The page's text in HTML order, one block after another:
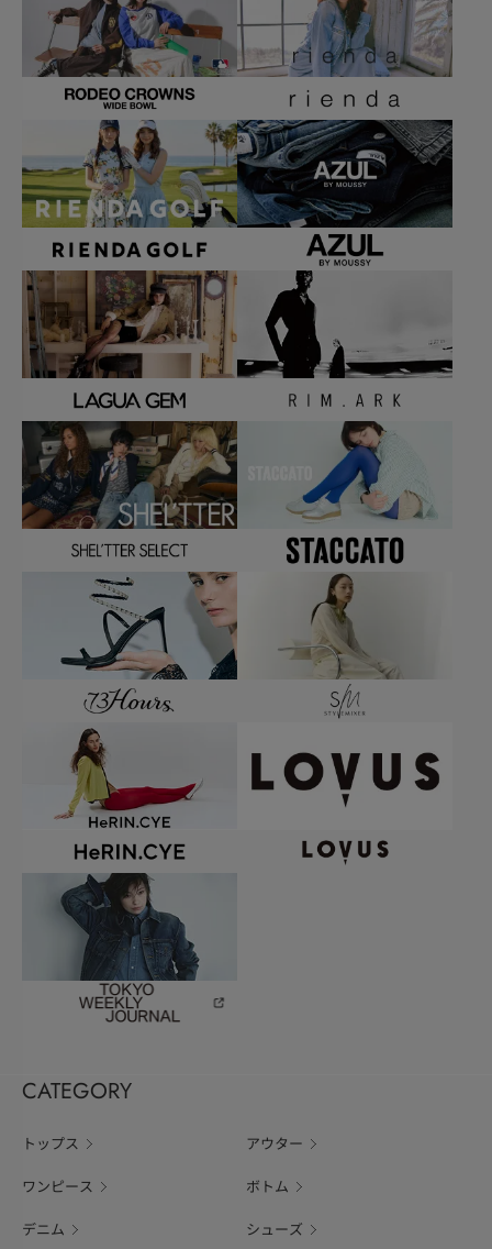
CATEGORY
トップス アウター
ワンピース ボトム
デニム シューズ